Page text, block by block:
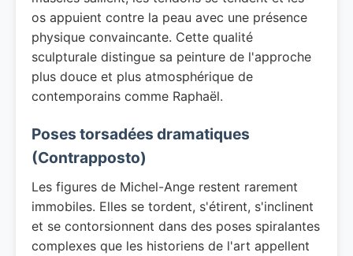
os appuient contre la peau avec une présence
physique convaincante. Cette qualité
sculpturale distingue sa peinture de l'approche
plus douce et plus atmosphérique de
contemporains comme Raphaël.
Poses torsadées dramatiques
(Contrapposto)
Les figures de Michel-Ange restent rarement
immobiles. Elles se tordent, s'étirent, s'inclinent
et se contorsionnent dans des poses spiralantes
complexes que les historiens de l'art appellent